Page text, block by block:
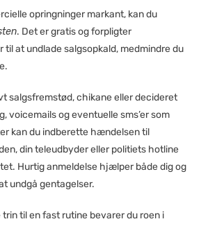
opringninger markant, kan du
. Det er gratis og forpligter
at undlade salgsopkald, medmindre du
salgsfremstød, chikane eller decideret
voicemails og eventuelle sms’er som
kan du indberette hændelsen til
din teleudbyder eller politiets hotline
Hurtig anmeldelse hjælper både dig og
undgå gentagelser.
trin til en fast rutine bevarer du roen i